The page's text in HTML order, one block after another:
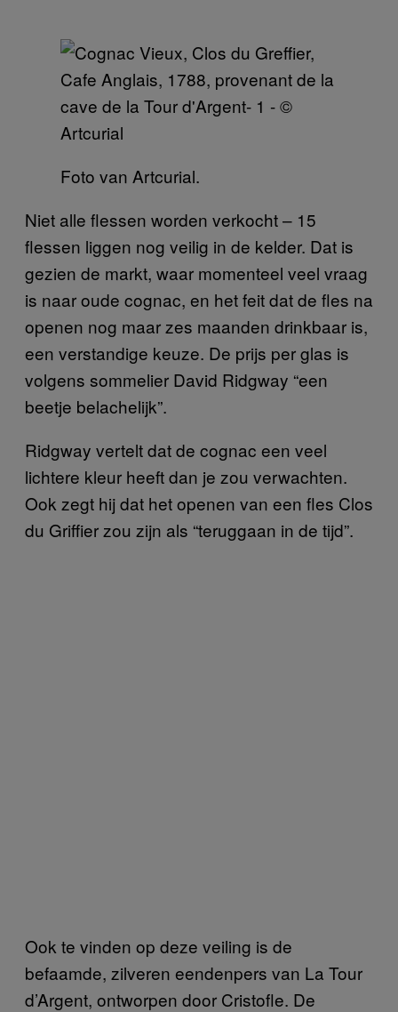
Foto van Artcurial.
Niet alle flessen worden verkocht – 15
flessen liggen nog veilig in de kelder. Dat is
gezien de markt, waar momenteel veel vraag
is naar oude cognac, en het feit dat de fles na
openen nog maar zes maanden drinkbaar is,
een verstandige keuze. De prijs per glas is
volgens sommelier David Ridgway “een
beetje belachelijk”.
Ridgway vertelt dat de cognac een veel
lichtere kleur heeft dan je zou verwachten.
Ook zegt hij dat het openen van een fles Clos
du Griffier zou zijn als “teruggaan in de tijd”.
Ook te vinden op deze veiling is de
befaamde, zilveren eendenpers van La Tour
d’Argent, ontworpen door Cristofle. De